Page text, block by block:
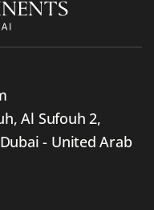
Al Sufouh 2,
- United Arab